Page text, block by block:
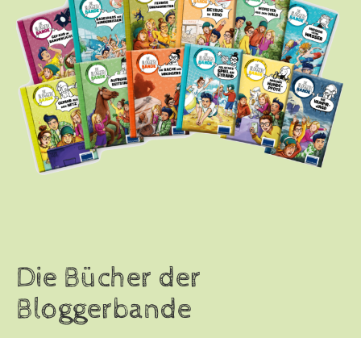
Die Bücher der
Bloggerbande